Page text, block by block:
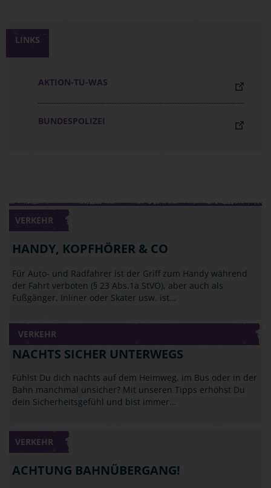
LINKS
AKTION-TU-WAS
BUNDESPOLIZEI
VERKEHR
HANDY, KOPFHÖRER & CO
Für Auto- und Radfahrer ist der Griff zum Handy während
der Fahrt verboten (§ 23 Abs.1a StVO), aber auch als
Fußgänger, Inliner oder Skater usw. ist…
VERKEHR
NACHTS SICHER UNTERWEGS
Fühlst Du dich nachts auf dem Heimweg, im Bus oder in der
Bahn manchmal unsicher? Mit unseren Tipps erhöhst Du
dein Sicherheitsgefühl und bist immer…
VERKEHR
ACHTUNG BAHNÜBERGANG!